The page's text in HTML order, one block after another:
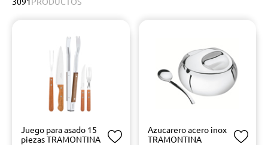
Juego para asado 15
piezas TRAMONTINA
Azucarero acero inox
TRAMONTINA